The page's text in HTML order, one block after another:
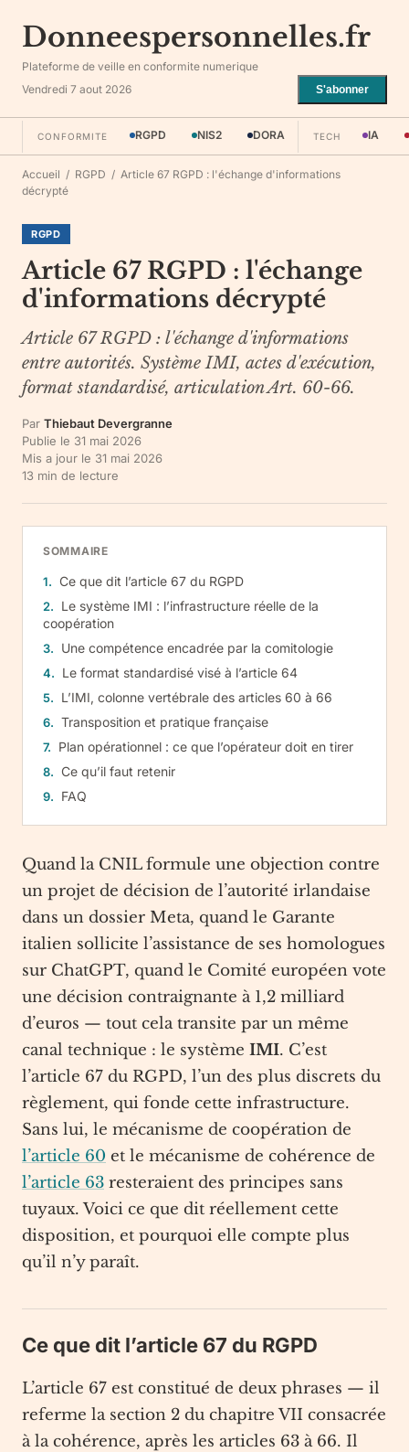
Donneespersonnelles.fr
Plateforme de veille en conformite numerique
Vendredi 7 aout 2026
S'abonner
CONFORMITE RGPD NIS2 DORA TECH IA
Accueil / RGPD / Article 67 RGPD : l'échange d'informations
décrypté
RGPD
Article 67 RGPD : l'échange
d'informations décrypté
Article 67 RGPD : l'échange d'informations
entre autorités. Système IMI, actes d'exécution,
format standardisé, articulation Art. 60-66.
Par Thiebaut Devergranne
Publie le 31 mai 2026
Mis a jour le 31 mai 2026
13 min de lecture
SOMMAIRE
Ce que dit l’article 67 du RGPD
Le système IMI : l’infrastructure réelle de la
coopération
Une compétence encadrée par la comitologie
Le format standardisé visé à l’article 64
L’IMI, colonne vertébrale des articles 60 à 66
Transposition et pratique française
Plan opérationnel : ce que l’opérateur doit en tirer
Ce qu’il faut retenir
FAQ
Quand la CNIL formule une objection contre
un projet de décision de l’autorité irlandaise
dans un dossier Meta, quand le Garante
italien sollicite l’assistance de ses homologues
sur ChatGPT, quand le Comité européen vote
une décision contraignante à 1,2 milliard
d’euros — tout cela transite par un même
canal technique : le système IMI. C’est
l’article 67 du RGPD, l’un des plus discrets du
règlement, qui fonde cette infrastructure.
Sans lui, le mécanisme de coopération de
l’article 60 et le mécanisme de cohérence de
l’article 63 resteraient des principes sans
tuyaux. Voici ce que dit réellement cette
disposition, et pourquoi elle compte plus
qu’il n’y paraît.
Ce que dit l’article 67 du RGPD
L’article 67 est constitué de deux phrases — il
referme la section 2 du chapitre VII consacrée
à la cohérence, après les articles 63 à 66. Il